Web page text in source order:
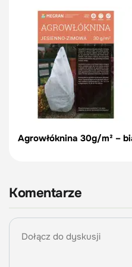
Agrowłóknina 30g/m² –
Komentarze